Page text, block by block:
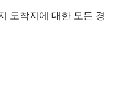
도착지에 대한 모든 경